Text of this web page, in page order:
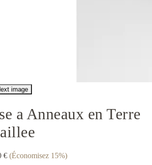
image
a Anneaux en Terre
€ (Économisez 15%)